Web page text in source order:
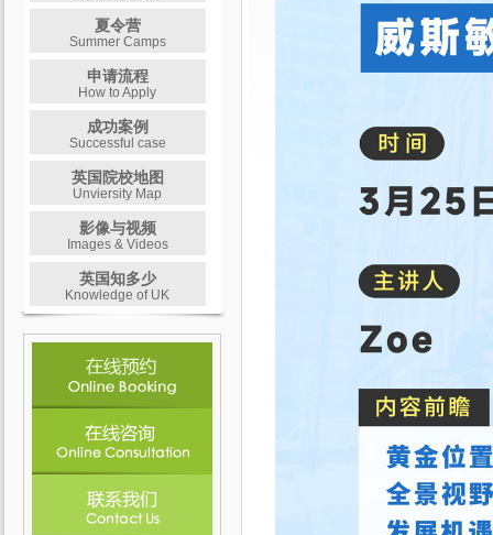
夏令营
Summer Camps
申请流程
How to Apply
成功案例
Successful case
英国院校地图
Unviersity Map
影像与视频
Images & Videos
英国知多少
Knowledge of UK